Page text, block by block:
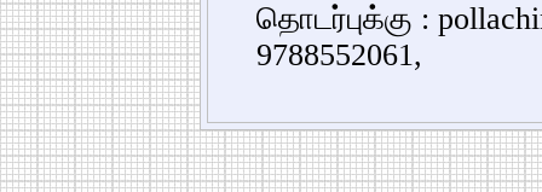
தொடர்புக்கு :
9788552061,